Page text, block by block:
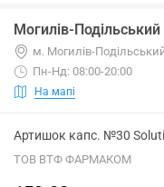
Могилів-Подільський
м. Могилів-
Пн-Нд: 08:00-20:00
На мапі
Артишок капс. №30
ТОВ ВТФ ФАРМАКОМ